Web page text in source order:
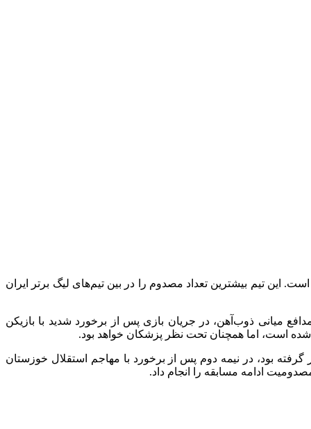
تیم بیشترین تعداد مصدوم را در بین تیم‌های لیگ برتر ایران
میانی ذوب‌آهن، در جریان بازی پس از برخورد شدید با بازیکن
است، اما همچنان تحت نظر پزشکان خواهد بود.
بود، در نیمه دوم پس از برخورد با مهاجم استقلال خوزستان
ادامه مسابقه را انجام داد.